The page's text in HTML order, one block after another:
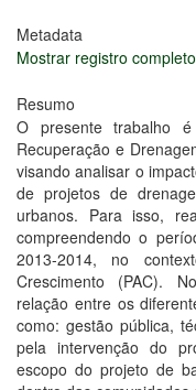
Metadata
Mostrar registro completo
Resumo
O presente trabalho
Recuperação e
visando analisar o
de projetos de
urbanos. Para isso,
compreendendo o
2013-2014, no
Crescimento (PAC).
relação entre os
como: gestão pública,
pela intervenção do
escopo do projeto de